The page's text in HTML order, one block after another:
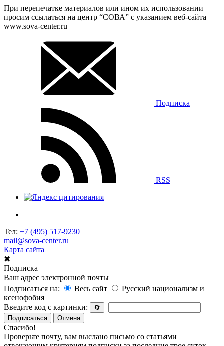
При перепечатке материалов или ином их использовании
просим ссылаться на центр “СОВА” с указанием веб-сайта
www.sova-center.ru
Подписка
RSS
Тел: +7 (495) 517-9230
mail@sova-center.ru
Карта сайта
✖
Подписка
Ваш адрес электронной почты
Подписаться на:
Весь сайт
Русский национализм и
ксенофобия
Введите код с картинки:
🔄
Подписаться
Отмена
Спасибо!
Проверьте почту, вам выслано письмо со статьями